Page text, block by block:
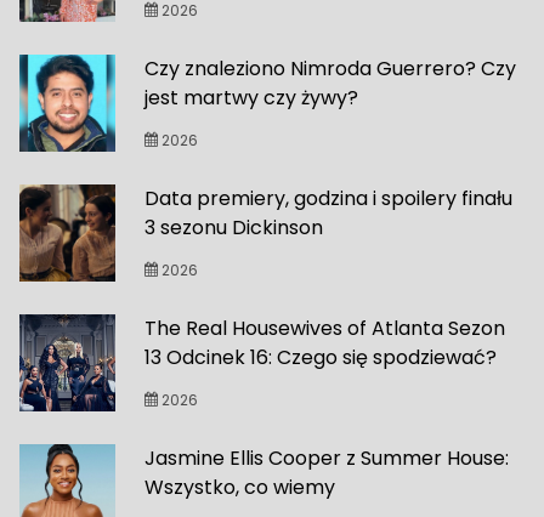
2026
Czy znaleziono Nimroda Guerrero? Czy
jest martwy czy żywy?
2026
Data premiery, godzina i spoilery finału
3 sezonu Dickinson
2026
The Real Housewives of Atlanta Sezon
13 Odcinek 16: Czego się spodziewać?
2026
Jasmine Ellis Cooper z Summer House:
Wszystko, co wiemy